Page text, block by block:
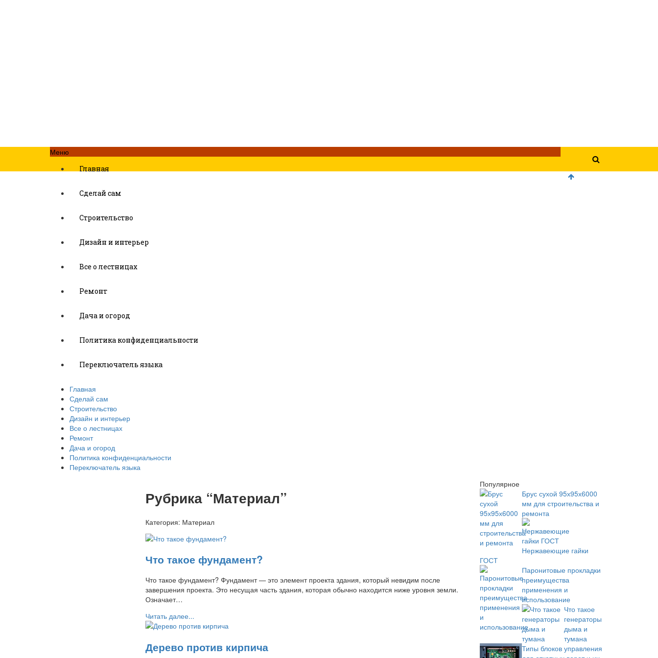
Меню
Главная
Сделай сам
Строительство
Дизайн и интерьер
Все о лестницах
Ремонт
Дача и огород
Политика конфиденциальности
Переключатель языка
Главная
Сделай сам
Строительство
Дизайн и интерьер
Все о лестницах
Ремонт
Дача и огород
Политика конфиденциальности
Переключатель языка
Рубрика “Материал”
Категория: Материал
Что такое фундамент?
Что такое фундамент? Фундамент — это элемент проекта здания, который невидим после
завершения проекта. Это несущая часть здания, которая обычно находится ниже уровня земли.
Означает…
Читать далее...
Дерево против кирпича
Популярное
Брус сухой 95х95х6000
мм для строительства и
ремонта
Нержавеющие гайки
ГОСТ
Паронитовые прокладки
преимущества
применения и
использование
Что такое
генераторы
дыма и
тумана
Типы блоков управления